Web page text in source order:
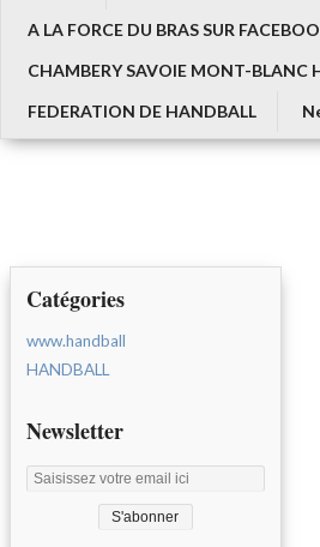
A LA FORCE DU BRAS SUR
CHAMBERY SAVOIE MONT-BLANC
FEDERATION DE HANDBALL
Catégories
www.handball
HANDBALL
Newsletter